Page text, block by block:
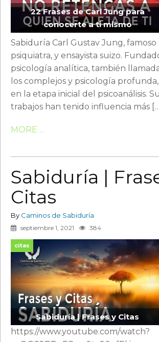
22 Frases de Carl Jung para
conocerte a ti mismo
Sabiduría Carl Gustav Jung, famoso
psiquiatra, y ensayista suizo.
psicología analítica, también
los complejos y psicología
en la etapa inicial del psicoanálisis.
trabajos han tenido influencia más
MORE ...
Sabiduría |
Citas
By Caminos de Sabiduría
septiembre 1, 2021 384
citas
Sabiduría | Frases y Citas
https://www.youtube.com/watch?